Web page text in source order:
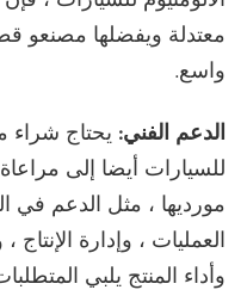
معتدلة ويفضلها مصنعو
واسع.
الدعم الفني:
للسيارات أيضا إلى
مورديها ، مثل الدعم في
العمليات ، وإدارة
وأداء المنتج يلبي